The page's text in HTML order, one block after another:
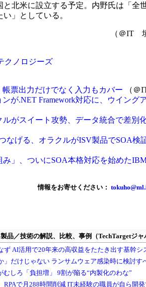
と北米に設立する予定。内野氏は「全
」としている。
（＠IT
クノロジーズ
帳票出力だけでなく入力もカバー （＠
が.NET Framework対応に、ウイング
ルがスイート攻勢、データ統合で差別
なげる、オラクルがISV製品でSOA検
み」、ついにSOA本格対応を始めた
情報をお寄せください：